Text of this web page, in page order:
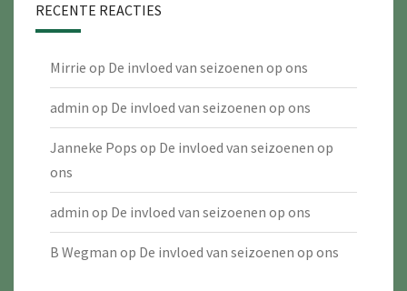
RECENTE REACTIES
Mirrie op De invloed van seizoenen op ons
admin op De invloed van seizoenen op ons
Janneke Pops op De invloed van seizoenen op
ons
admin op De invloed van seizoenen op ons
B Wegman op De invloed van seizoenen op ons